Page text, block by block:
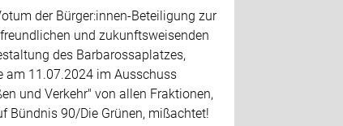
der Bürger:innen-Beteiligung zur
und zukunftsweisenden
des Barbarossaplatzes,
am 11.07.2024 im Ausschuss
und Verkehr" von allen Fraktionen,
Bündnis 90/Die Grünen, mißachtet!